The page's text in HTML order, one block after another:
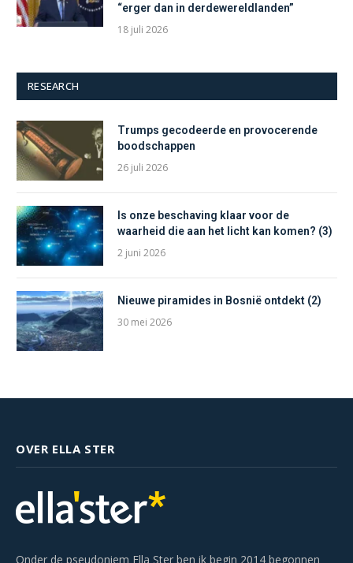
“erger dan in derdewereldlanden”
18 juli 2026
RESEARCH
Trumps gecodeerde en provocerende
boodschappen
26 juli 2026
Is onze beschaving klaar voor de
waarheid die aan het licht kan komen? (3)
2 juni 2026
Nieuwe piramides in Bosnië ontdekt (2)
30 mei 2026
OVER ELLA STER
Onder de pseudoniem Ella Ster ben ik begin 2014 begonnen